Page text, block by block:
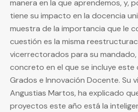
manera en la que aprendemos, y,
tiene su impacto en la docencia
muestra de la importancia que le
cuestión es la misma
vicerrectorados para su
concreto en el que se incluye este
Grados e Innovación Docente. Su
Angustias Martos, ha explicado
proyectos este año está la